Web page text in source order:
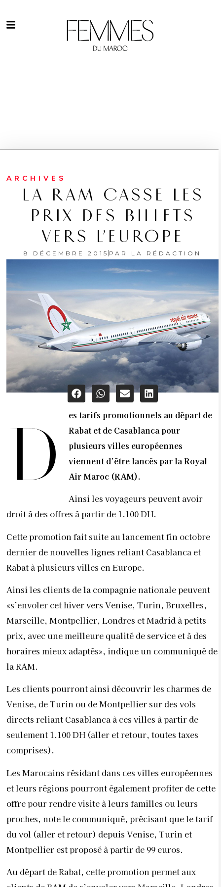
ARCHIVES
LA RAM CASSE LES
PRIX DES BILLETS
VERS L’EUROPE
8 DÉCEMBRE 2015 PAR LA RÉDACTION
D
es tarifs promotionnels au départ de
Rabat et de Casablanca pour
plusieurs villes européennes
viennent d’être lancés par la Royal
Air Maroc (RAM).
Ainsi les voyageurs peuvent avoir
droit à des offres à partir de 1.100 DH.
Cette promotion fait suite au lancement fin octobre
dernier de nouvelles lignes reliant Casablanca et
Rabat à plusieurs villes en Europe.
Ainsi les clients de la compagnie nationale peuvent
«s’envoler cet hiver vers Venise, Turin, Bruxelles,
Marseille, Montpellier, Londres et Madrid à petits
prix, avec une meilleure qualité de service et à des
horaires mieux adaptés», indique un communiqué de
la RAM.
Les clients pourront ainsi découvrir les charmes de
Venise, de Turin ou de Montpellier sur des vols
directs reliant Casablanca à ces villes à partir de
seulement 1.100 DH (aller et retour, toutes taxes
comprises).
Les Marocains résidant dans ces villes européennes
et leurs régions pourront également profiter de cette
offre pour rendre visite à leurs familles ou leurs
proches, note le communiqué, précisant que le tarif
du vol (aller et retour) depuis Venise, Turin et
Montpellier est proposé à partir de 99 euros.
Au départ de Rabat, cette promotion permet aux